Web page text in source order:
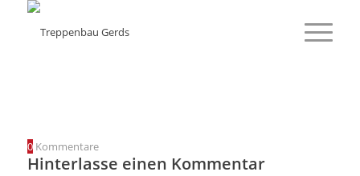
0 Kommentare
Hinterlasse einen Kommentar